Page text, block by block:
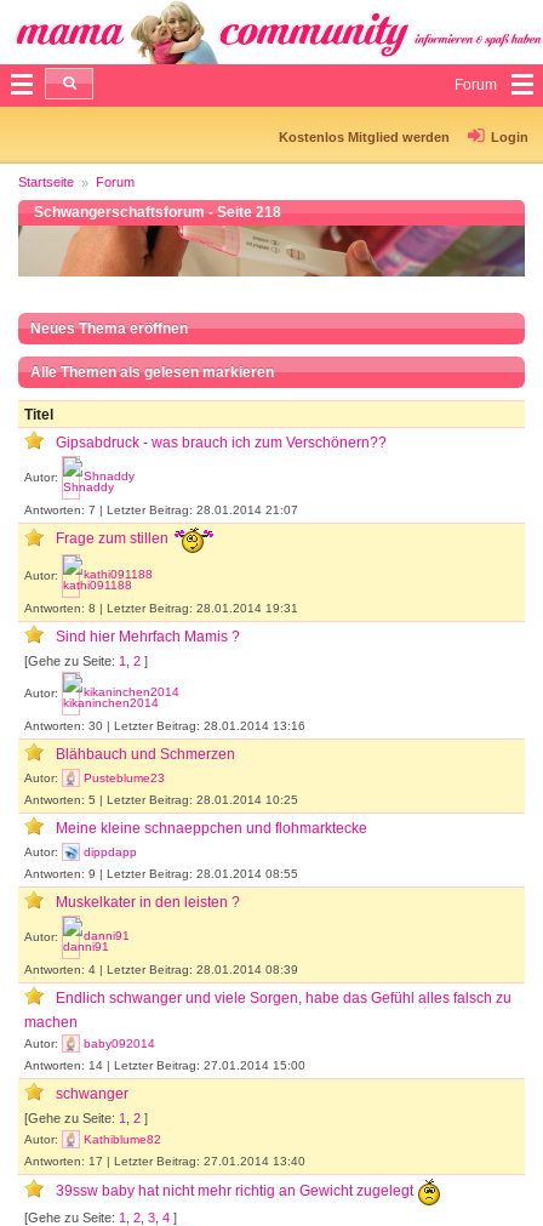
Forum
Kostenlos Mitglied werden Login
Startseite Forum
Schwangerschaftsforum - Seite 218
Neues Thema eröffnen
Alle Themen als gelesen markieren
Titel
Gipsabdruck - was brauch ich zum Verschönern??
Autor: Shnaddy
Antworten: 7 | Letzter Beitrag: 28.01.2014 21:07
Frage zum stillen
Autor: kathi091188
Antworten: 8 | Letzter Beitrag: 28.01.2014 19:31
Sind hier Mehrfach Mamis ?
[Gehe zu Seite: 1 2 ]
Autor: kikaninchen2014
Antworten: 30 | Letzter Beitrag: 28.01.2014 13:16
Blähbauch und Schmerzen
Autor:
Pusteblume23
Antworten: 5 | Letzter Beitrag: 28.01.2014 10:25
Meine kleine schnaeppchen und flohmarktecke
Autor:
dippdapp
Antworten: 9 | Letzter Beitrag: 28.01.2014 08:55
Muskelkater in den leisten ?
Autor: danni91
Antworten: 4 | Letzter Beitrag: 28.01.2014 08:39
Endlich schwanger und viele Sorgen, habe das Gefühl alles falsch zu
machen
Autor:
baby092014
Antworten: 14 | Letzter Beitrag: 27.01.2014 15:00
schwanger
[Gehe zu Seite: 1 2 ]
Autor:
Kathiblume82
Antworten: 17 | Letzter Beitrag: 27.01.2014 13:40
39ssw baby hat nicht mehr richtig an Gewicht zugelegt
[Gehe zu Seite: 1 2 3 4 ]